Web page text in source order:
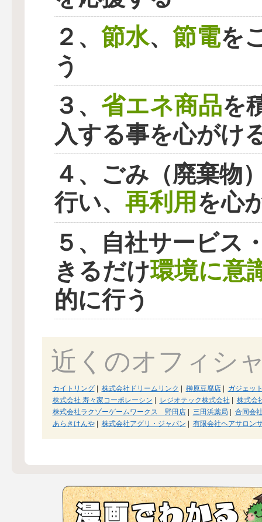
２、 節水、 節電を
う
３、 省エネ商品を
入する事を心がけ
４、ごみ（廃棄物
行い、 再利用を心
５、自社サービス
きるだけ環境に意
的に行う
近くのオフィシ
カイトリング| 株式会社ドリームリンク 榊原豆腐店|
ガジェッ
株式会社 寿々家コーポレーシン
レジオテック株式会社
株式会
株式会社ラクゾーゲームワークス 野田店| 三田浜薬局
合同会
あらきけんや| 株式会社アグリ・ジャパン 有限会社ヘアサロン